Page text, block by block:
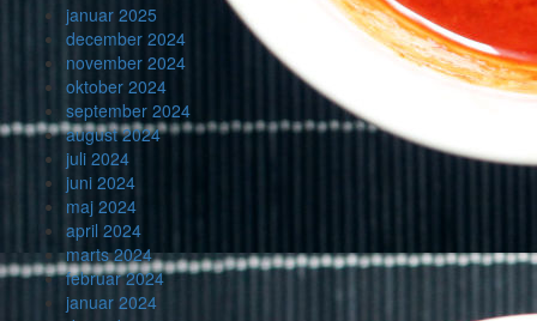
januar 2025
december 2024
november 2024
oktober 2024
september 2024
august 2024
juli 2024
juni 2024
maj 2024
april 2024
marts 2024
februar 2024
januar 2024